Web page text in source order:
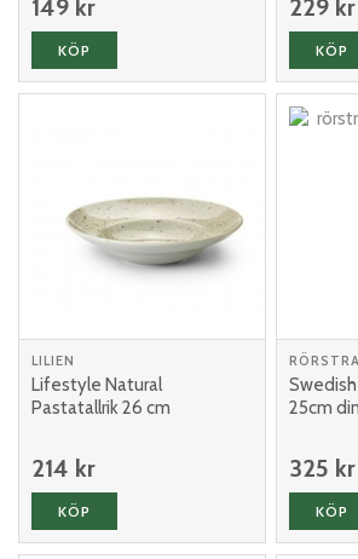
149 kr
KÖP
229 kr
KÖP
LILIEN
Lifestyle Natural
Pastatallrik 26 cm
214 kr
KÖP
25cm
325 kr
KÖP